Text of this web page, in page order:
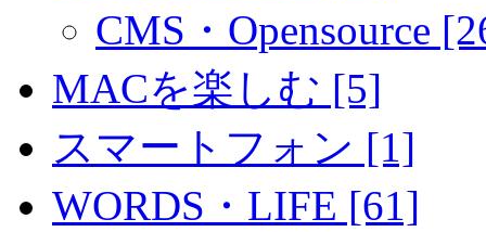
CMS・Opensource
MACを楽しむ [5]
スマートフォン [1]
WORDS・LIFE [61]